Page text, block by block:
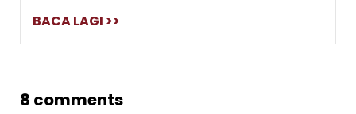
BACA LAGI >>
8 comments